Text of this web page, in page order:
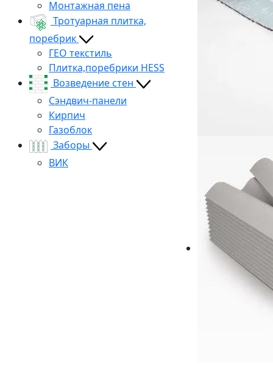
Монтажная пена
Тротуарная плитка,
поребрик
ГЕО текстиль
Плитка,поребрики HESS
Возведение стен
Сэндвич-панели
Кирпич
Газоблок
Заборы
ВИК